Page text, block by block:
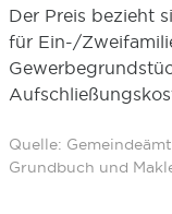
Der Preis bezieht
für Ein-/
Quelle:
Grundbuch und